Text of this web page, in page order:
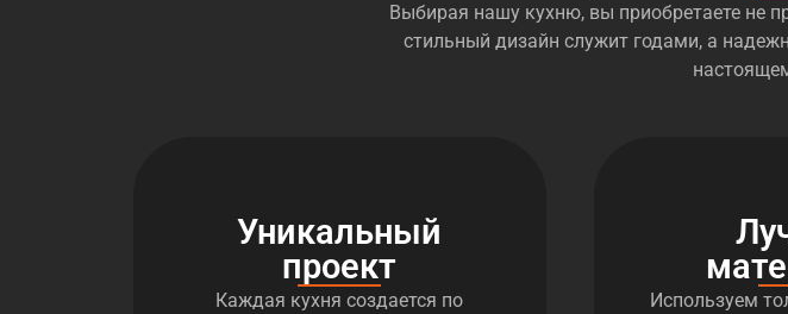
Выбирая нашу кухню, вы приобретаете не
стильный дизайн служит годами, а
Уникальный
проект
Каждая кухня создается по
Используем